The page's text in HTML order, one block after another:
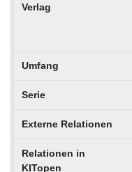
Verlag
Umfang
Serie
Externe Relationen
Relationen in
KITopen